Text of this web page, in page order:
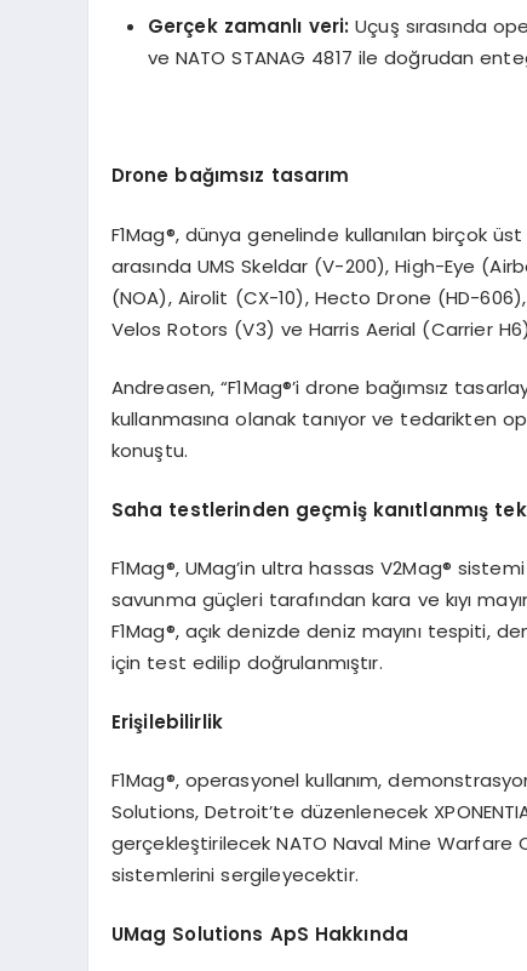
Gerçek zamanlı veri:Uçuş sırasında
ve NATO STANAG 4817 ile doğrudan
Drone bağımsız tasarım
F1Mag®, dünya genelinde kullanılan birçok
arasında UMS Skeldar (V-200), High-Eye
(NOA), Airolit (CX-10), Hecto Drone (HD-
Velos Rotors (V3) ve Harris Aerial (Carrier
Andreasen, “F1Mag®’i drone bağımsız
kullanmasına olanak tanıyor ve tedarikten
konuştu.
Saha testlerinden geçmiş kanıtlanmış
F1Mag®, UMag’in ultra hassas V2Mag®
savunma güçleri tarafından kara ve kıyı
F1Mag®, açık denizde deniz mayını tespiti,
için test edilip doğrulanmıştır.
Erişilebilirlik
F1Mag®, operasyonel kullanım,
Solutions, Detroit’te düzenlenecek
gerçekleştirilecek NATO Naval Mine Warfare
sistemlerini sergileyecektir.
UMag Solutions ApS Hakkında